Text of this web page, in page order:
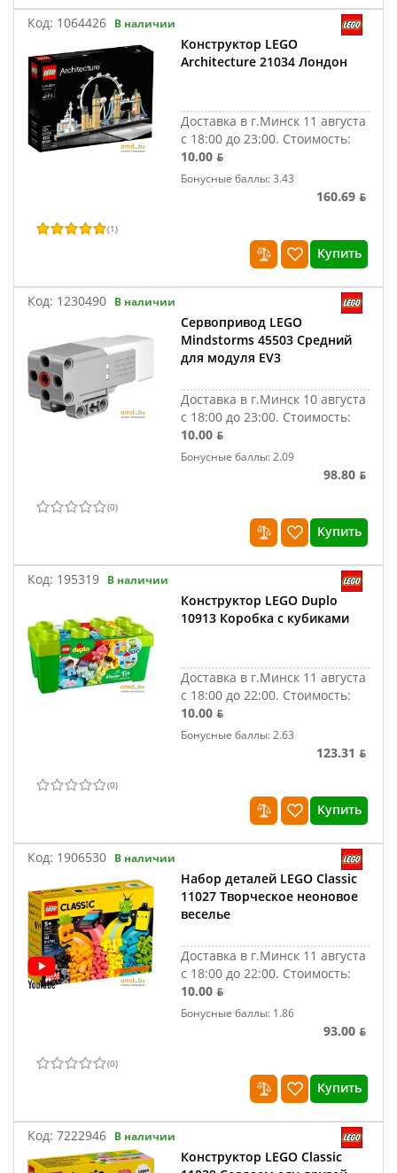
Код: 1064426 В наличии
Конструктор LEGO
Architecture 21034 Лондон
Доставка в г.Минск 11 августа
с 18:00 до 23:00. Стоимость:
10.00 ƃ
Бонусные баллы: 3.43
160.69 ƃ
(1)
Купить
Код: 1230490 В наличии
Сервопривод LEGO
Mindstorms 45503 Средний
для модуля EV3
Доставка в г.Минск 10 августа
с 18:00 до 23:00. Стоимость:
10.00 ƃ
Бонусные баллы: 2.09
98.80 ƃ
(0)
Купить
Код: 195319 В наличии
Конструктор LEGO Duplo
10913 Коробка с кубиками
Доставка в г.Минск 11 августа
с 18:00 до 22:00. Стоимость:
10.00 ƃ
Бонусные баллы: 2.63
123.31 ƃ
(0)
Купить
Код: 1906530 В наличии
Набор деталей LEGO Classic
11027 Творческое неоновое
веселье
Доставка в г.Минск 11 августа
с 18:00 до 22:00. Стоимость:
10.00 ƃ
Бонусные баллы: 1.86
93.00 ƃ
(0)
Купить
Код: 7222946 В наличии
Конструктор LEGO Classic